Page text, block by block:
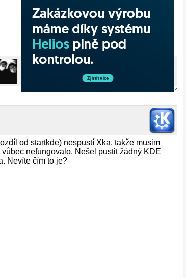
od startkde) nespustí Xka, takže musim
nefungovalo. Nešel pustit žádný KDE
Nevíte čím to je?